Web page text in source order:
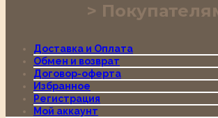
Доставка и Оплата
Обмен и возврат
Договор-оферта
Избранное
Регистрация
Мой аккаунт